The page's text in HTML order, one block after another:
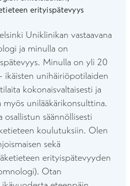
erityispätevyys
Uniklinikan vastaavana
ja minulla on
Minulla on yli 20
ikäisten unihäiriöpotilaiden
kokonaisvaltaisesti ja
myös unilääkärikonsulttina.
säännöllisesti
koulutuksiin. Olen
sekä
erityispätevyyden
Otan